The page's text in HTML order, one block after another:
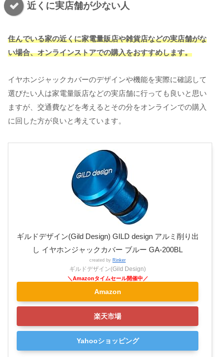
近くに実店舗が少ない人
住んでいる家の近くに家電量販店や雑貨店などの実店舗がな
い場合、オンラインストアでの購入をおすすめします。
イヤホンジャックカバーのデザインや機能を実際に確認して
選びたい人は家電量販店などの実店舗に行っても良いと思い
ますが、交通費などを考えるとその分をオンラインでの購入
に回した方が良いと考えています。
ギルドデザイン(Gild Design) GILD design アルミ削り出
し イヤホンジャックカバー ブルー GA-200BL
created by Rinker
ギルドデザイン(Gild Design)
Amazon
楽天市場
Yahooショッピング